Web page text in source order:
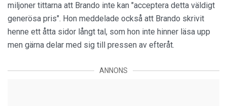
miljoner tittarna att Brando inte kan "acceptera detta väldigt
generösa pris". Hon meddelade också att Brando skrivit
henne ett åtta sidor långt tal, som hon inte hinner läsa upp
men gärna delar med sig till pressen av efteråt.
ANNONS